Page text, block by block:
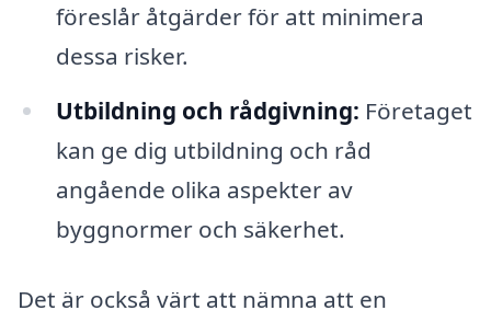
föreslår åtgärder för att minimera
dessa risker.
Utbildning och rådgivning: Företaget
kan ge dig utbildning och råd
angående olika aspekter av
byggnormer och säkerhet.
Det är också värt att nämna att en